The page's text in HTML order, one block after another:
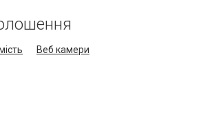
Веб камери